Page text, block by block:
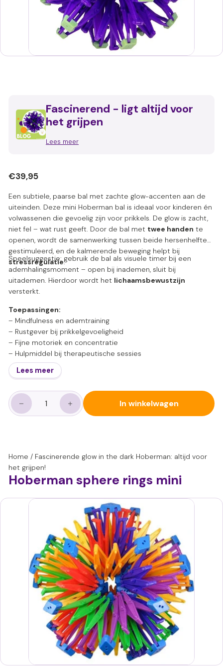
Fascinerend - ligt altijd voor
het grijpen
Lees meer
Normale
€39,95€39,95
Een subtiele, paarse bal met zachte glow-accenten aan de
uiteinden. Deze mini Hoberman bal is ideaal voor kinderen én
volwassenen die gevoelig zijn voor prikkels. De glow is zacht,
niet fel – wat rust geeft. Door de bal met twee handen te
openen, wordt de samenwerking tussen beide hersenhelften
gestimuleerd, en de kalmerende beweging helpt bij
stressregulatie.
Speelsuggestie: gebruik de bal als visuele timer bij een
ademhalingsmoment – open bij inademen, sluit bij
uitademen. Hierdoor wordt het lichaamsbewustzijn
versterkt.
Toepassingen:
– Mindfulness en ademtraining
– Rustgever bij prikkelgevoeligheid
– Fijne motoriek en concentratie
– Hulpmiddel bij therapeutische sessies
Lees meer
In winkelwagen
Home / Fascinerende glow in the dark Hoberman: altijd voor
het grijpen!
Hoberman sphere rings mini